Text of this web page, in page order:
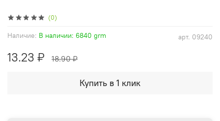
(0)
арт. 09240
Наличие: В наличии: 6840 grm
13.23 ₽ 18.90 ₽
Купить в 1 клик